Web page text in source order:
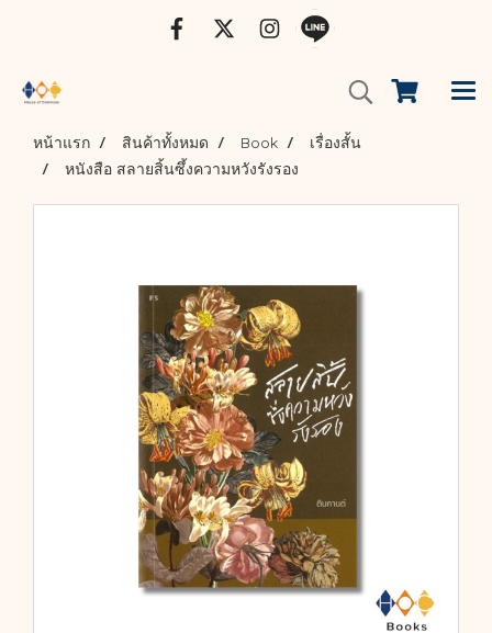
หน้าแรก สินค้าทั้งหมด Book
เรื่องสั้น
หนังสือ สลายสิ้นซึ้งความหวังรังรอง